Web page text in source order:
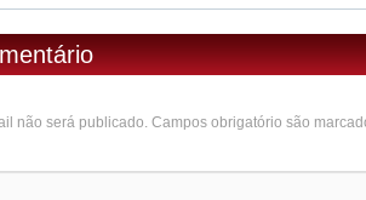
não será publicado. Campos obrigatório são